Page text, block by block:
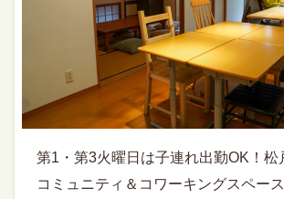
第1・第3火曜日は子連れ出勤OK！松
コミュニティ＆コワーキングスペー